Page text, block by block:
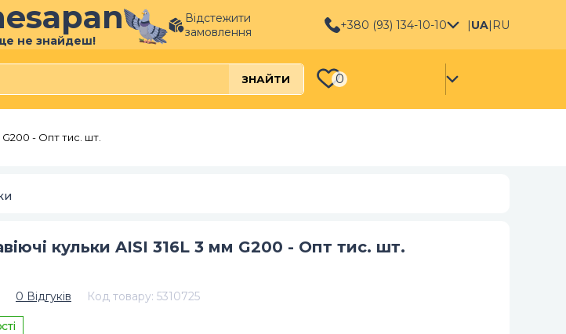
не знайдеш!
Відстежити
замовлення
+380 (93) 134-10-10 |UA| RU
ЗНАЙТИ 0
- Опт тис. шт.
кульки AISI 316L 3 мм G200 - Опт тис. шт.
0 Відгуків Код товару: 5310725